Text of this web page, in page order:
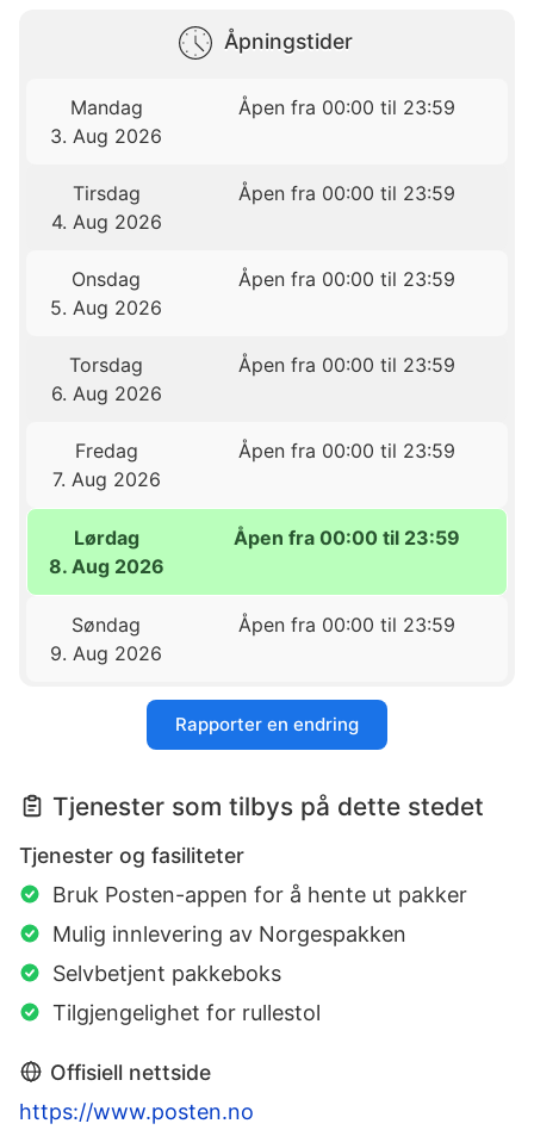
Åpningstider
Mandag
3. Aug 2026
Åpen fra 00:00 til 23:59
Tirsdag
4. Aug 2026
Åpen fra 00:00 til 23:59
Onsdag
5. Aug 2026
Åpen fra 00:00 til 23:59
Torsdag
6. Aug 2026
Åpen fra 00:00 til 23:59
Fredag
7. Aug 2026
Åpen fra 00:00 til 23:59
Lørdag
8. Aug 2026
Åpen fra 00:00 til 23:59
Søndag
9. Aug 2026
Åpen fra 00:00 til 23:59
Rapporter en endring
Tjenester som tilbys på dette stedet
Tjenester og fasiliteter
Bruk Posten-appen for å hente ut pakker
Mulig innlevering av Norgespakken
Selvbetjent pakkeboks
Tilgjengelighet for rullestol
Offisiell nettside
https://www.posten.no